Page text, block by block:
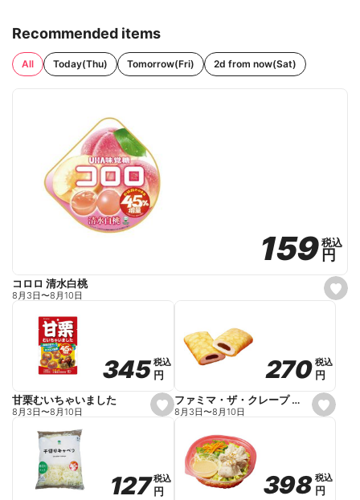
Recommended items
All Today(Thu) Tomorrow(Fri) 2d from now(Sat)
s
e
159
159税込
税込
円
円
コロロ 清水白桃
8月3日〜8月10日
s
e
o
r
i
345
345税込
税込
円
円
甘栗むいちゃいました
8月3日〜8月10日
s
e
o
r
i
270
270 税込
税込
円
円
ファミマ・ザ・クレープ 生チョコ
8月3日〜8月10日
127
127税込
税込
円
円
398
398 税込
税込
円
円